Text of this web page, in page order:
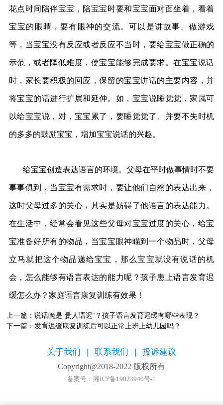
花点时间陪伴宝宝，陪宝宝时要和宝宝面对面坐着，看着
宝宝的眼睛，要有眼神的交流。可以是讲故事、做游戏
等，当宝宝没有反应或者反应不当时，要给宝宝做正确的
示范，或者降低难度，使宝宝能够完成要求。在宝宝说话
时，家长要积极的回应，保留的宝宝讲话的主要内容，并
将宝宝的话进行扩展和延伸。如，宝宝说睡觉觉，家属可
以给宝宝说，对，宝宝累了，要睡觉觉了。并要不失时机
的多多的鼓励宝宝，增加宝宝说话的兴趣。
给宝宝创造表达语言的环境。父母在平时做事情时不要
事事俱到，当宝宝有需求时，要让他们自然的表达出来，
这时父母过多的关心，其实是妨碍了他语言的表达能力。
在生活中，经常会看见这些父母对宝宝过度的关心，给宝
宝准备好所有的物品，当宝宝眼神瞄到一个物品时，父母
立马就把这个物品递给宝宝，那么宝宝就没有说话的机
会，怎么能够有语言表达的能力呢？孩子患上语言发育迟
缓怎么办？家庭语言康复训练有效果！
上一篇：说话晚是”贵人语迟“？孩子语言发育迟缓有哪些表现？
下一篇： 发育迟缓康复训练后可以正常上班上幼儿园吗？
关于我们 | 联系我们 | 投诉建议
Copyright@2018-2022 版权所有
备案号：湘ICP备19023940号-1